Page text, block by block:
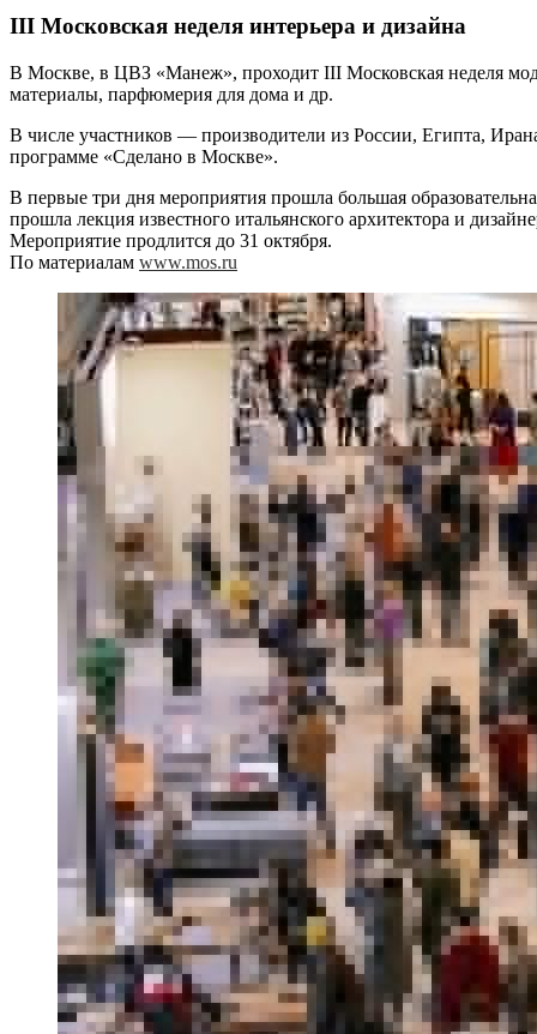
III Московская неделя интерьера и дизайна
В Москве, в ЦВЗ «Манеж», проходит III Московская неделя
материалы, парфюмерия для дома и др.
В числе участников — производители из России, Египта,
программе «Сделано в Москве».
В первые три дня мероприятия прошла большая
прошла лекция известного итальянского архитектора и
Мероприятие продлится до 31 октября.
По материалам www.mos.ru